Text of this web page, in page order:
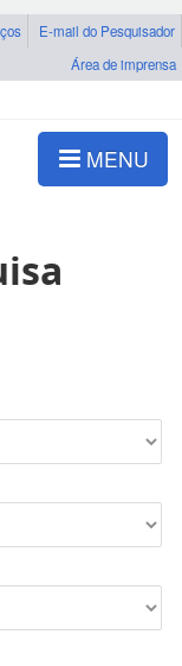
E-mail do Pesquisador
Área de imprensa
MENU